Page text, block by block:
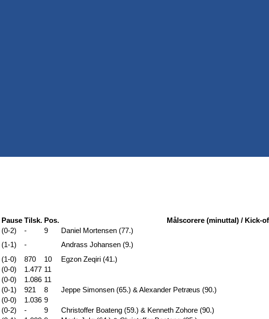
Pause Tilsk. Pos.
Målscorere (minuttal) / Kick-
(0-2) - 9
Daniel Mortensen (77.)
(1-1) -
Andrass Johansen (9.)
(1-0) 870 10
Egzon Zeqiri (41.)
(0-0) 1.477 11
(0-0) 1.086 11
(0-1) 921 8
Jeppe Simonsen (65.) & Alexander Petræus (90.)
(0-0) 1.036 9
(0-2) - 9
Christoffer Boateng (59.) & Kenneth Zohore (90.)